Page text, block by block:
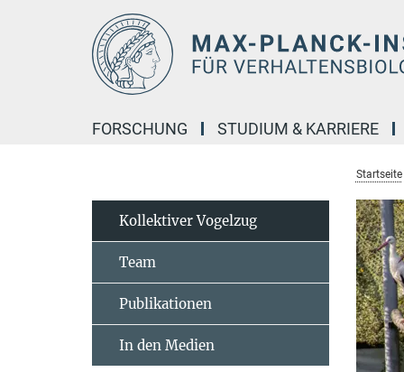
FORSCHUNG STUDIUM & KARRIERE
Startseite
Kollektiver Vogelzug
Team
Publikationen
In den Medien